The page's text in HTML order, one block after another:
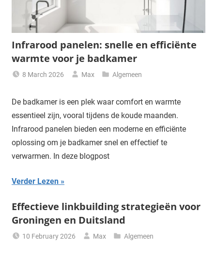
Infrarood panelen: snelle en efficiënte
warmte voor je badkamer
8 March 2026 Max Algemeen
De badkamer is een plek waar comfort en warmte
essentieel zijn, vooral tijdens de koude maanden.
Infrarood panelen bieden een moderne en efficiënte
oplossing om je badkamer snel en effectief te
verwarmen. In deze blogpost
Verder Lezen
Effectieve linkbuilding strategieën voor
Groningen en Duitsland
10 February 2026 Max Algemeen